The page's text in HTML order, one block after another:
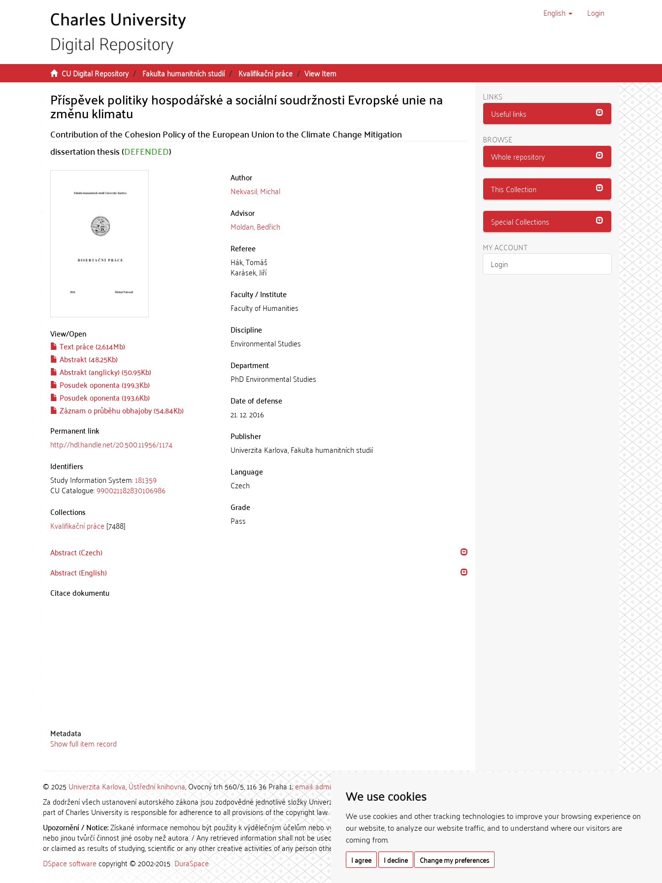
We use cookies
We use cookies and other tracking technologies to improve your browsing experience on
our website, to analyze our website traffic, and to understand where our visitors are
coming from.
I agree I decline Change my preferences
English Login
CU Digital Repository Fakulta humanitních studií Kvalifikační práce View Item
Příspěvek politiky hospodářské a sociální soudržnosti Evropské unie na
změnu klimatu
Contribution of the Cohesion Policy of the European Union to the Climate Change Mitigation
dissertation thesis (DEFENDED)
View/Open
Text práce (2.614Mb)
Abstrakt (48.25Kb)
Abstrakt (anglicky) (50.95Kb)
Posudek oponenta (199.3Kb)
Posudek oponenta (193.6Kb)
Záznam o průběhu obhajoby (54.84Kb)
Permanent link
http://hdl.handle.net/20.500.11956/1174
Identifiers
Study Information System:181359
CU Catalogue:990021182830106986
Collections
Kvalifikační práce [7488]
Author
Nekvasil, Michal
Advisor
Moldan, Bedřich
Referee
Hák, Tomáš
Karásek, Jiří
Faculty / Institute
Faculty of Humanities
Discipline
Environmental Studies
Department
PhD Environmental Studies
Date of defense
21. 12. 2016
Publisher
Univerzita Karlova, Fakulta humanitních studií
Language
Czech
Grade
Pass
Abstract (Czech)
Abstract (English)
Citace dokumentu
Metadata
Show full item record
LINKS
Useful links
BROWSE
Whole repository
This Collection
Special Collections
MY ACCOUNT
Login
© 2025 Univerzita Karlova,Ústřední knihovna, Ovocný trh 560/5, 116 36 Praha 1;email: admin-repozitar [at] cuni.cz
Za dodržení všech ustanovení autorského zákona jsou zodpovědné jednotlivé složky Univerzity Karlovy. / Each constituent
part of Charles University is responsible for adherence to all provisions of the copyright law.
Upozornění / Notice:Získané informace nemohou být použity k výdělečným účelům nebo vydávány za studijní, vědeckou
nebo jinou tvůrčí činnost jiné osoby než autora. / Any retrieved information shall not be used for any commercial purposes
or claimed as results of studying, scientific or any other creative activities of any person other than the author.
DSpace softwarecopyright © 2002-2015 DuraSpace